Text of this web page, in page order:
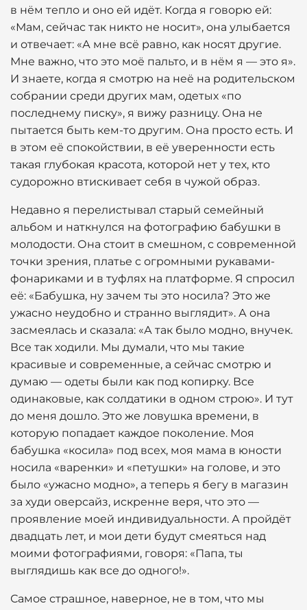
в нём тепло и оно ей идёт. Когда я говорю ей:
«Мам, сейчас так никто не носит», она улыбается
и отвечает: «А мне всё равно, как носят другие.
Мне важно, что это моё пальто, и в нём я — это я».
И знаете, когда я смотрю на неё на родительском
собрании среди других мам, одетых «по
последнему писку», я вижу разницу. Она не
пытается быть кем-то другим. Она просто есть. И
в этом её спокойствии, в её уверенности есть
такая глубокая красота, которой нет у тех, кто
судорожно втискивает себя в чужой образ.
Недавно я перелистывал старый семейный
альбом и наткнулся на фотографию бабушки в
молодости. Она стоит в смешном, с современной
точки зрения, платье с огромными рукавами-
фонариками и в туфлях на платформе. Я спросил
её: «Бабушка, ну зачем ты это носила? Это же
ужасно неудобно и странно выглядит». А она
засмеялась и сказала: «А так было модно, внучек.
Все так ходили. Мы думали, что мы такие
красивые и современные, а сейчас смотрю и
думаю — одеты были как под копирку. Все
одинаковые, как солдатики в одном строю». И тут
до меня дошло. Это же ловушка времени, в
которую попадает каждое поколение. Моя
бабушка «косила» под всех, моя мама в юности
носила «варенки» и «петушки» на голове, и это
было «ужасно модно», а теперь я бегу в магазин
за худи оверсайз, искренне веря, что это —
проявление моей индивидуальности. А пройдёт
двадцать лет, и мои дети будут смеяться над
моими фотографиями, говоря: «Папа, ты
выглядишь как все до одного!».
Самое страшное, наверное, не в том, что мы